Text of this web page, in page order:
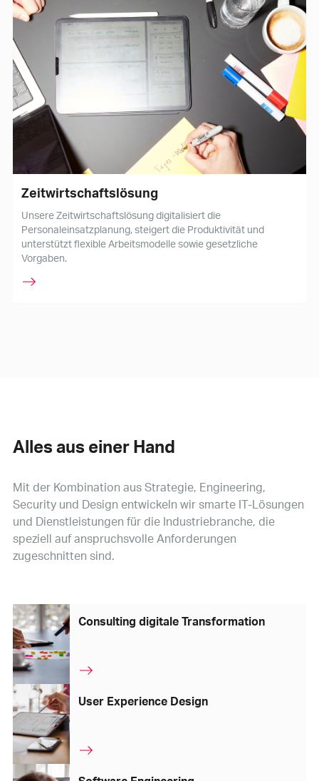
Zeitwirtschaftslösung
Unsere Zeitwirtschaftslösung digitalisiert die
Personaleinsatzplanung, steigert die Produktivität und
unterstützt flexible Arbeitsmodelle sowie gesetzliche
Vorgaben.
Alles aus einer Hand
Mit der Kombination aus Strategie, Engineering,
Security und Design entwickeln wir smarte IT-Lösungen
und Dienstleistungen für die Industriebranche, die
speziell auf anspruchsvolle Anforderungen
zugeschnitten sind.
Consulting digitale Transformation
User Experience Design